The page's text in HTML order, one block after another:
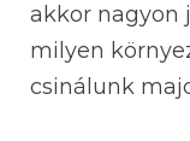
akkor nagyon
milyen
csinálunk